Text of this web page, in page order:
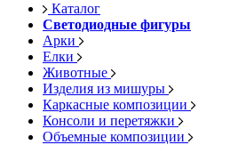
Каталог
Светодиодные фигуры
Арки
Елки
Животные
Изделия из мишуры
Каркасные композиции
Консоли и перетяжки
Объемные композиции